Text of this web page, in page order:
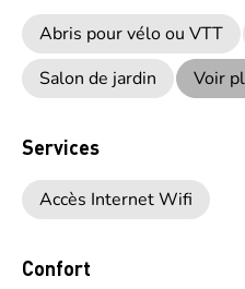
Abris pour vélo ou VTT
Salon de jardin
Voir
Services
Accès Internet Wifi
Confort